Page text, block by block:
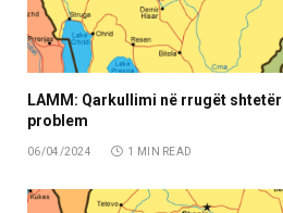
LAMM: Qarkullimi në rrugët
problem
06/04/2024 1 MIN READ